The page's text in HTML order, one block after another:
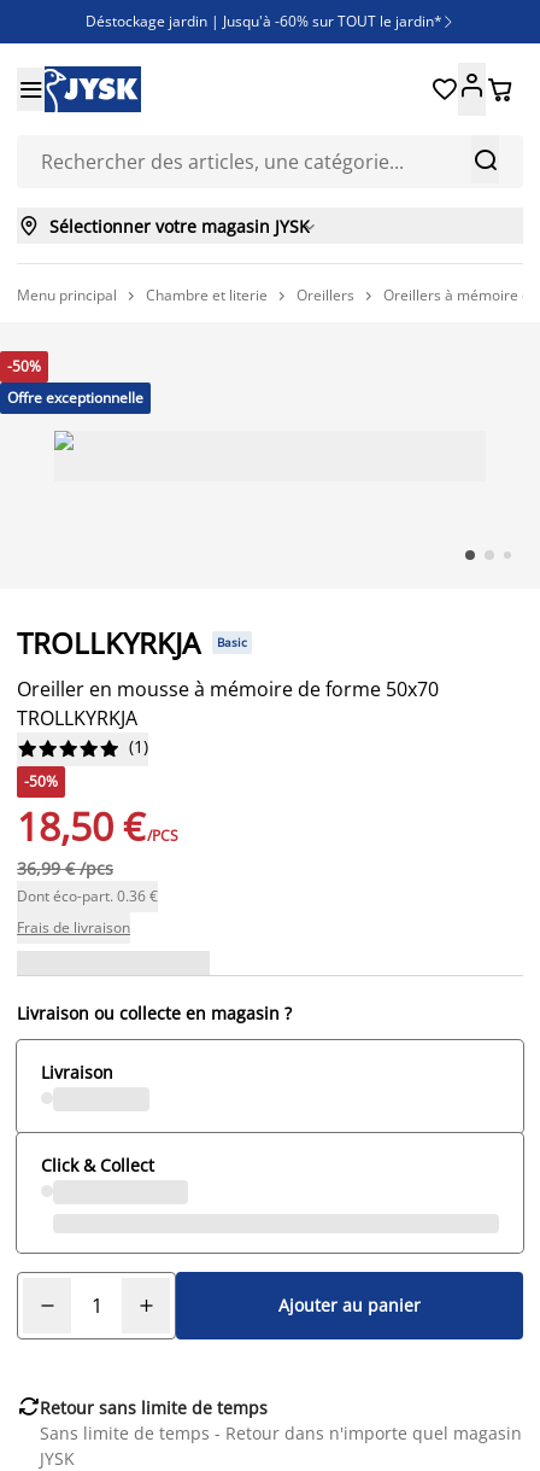
Déstockage jardin | Jusqu'à -60% sur TOUT le jardin* 
Jusqu'à -50% sur une sélection literie
Découvrez les nouveautés de la collection


 
 Sélectionner votre magasin JYSK
Menu principal  Chambre et literie  Oreillers  Oreillers à mémoire
-50%
Offre exceptionnelle
TROLLKYRKJA Basic
Oreiller en mousse à mémoire de forme 50x70
TROLLKYRKJA





 (1)
-50%
18,50 €/PCS
36,99 € /pcs
Dont éco-part. 0.36 €
Frais de livraison
Livraison ou collecte en magasin ?
Livraison
Click & Collect
Ajouter au panier
Retour sans limite de temps
Sans limite de temps - Retour dans n'importe quel magasin
JYSK